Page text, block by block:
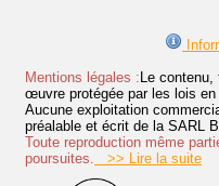
Mentions légales :Le
œuvre protégée par les lois en
Aucune exploitation
préalable et écrit de la SARL
Toute reproduction même
poursuites.
>> Lire la suite